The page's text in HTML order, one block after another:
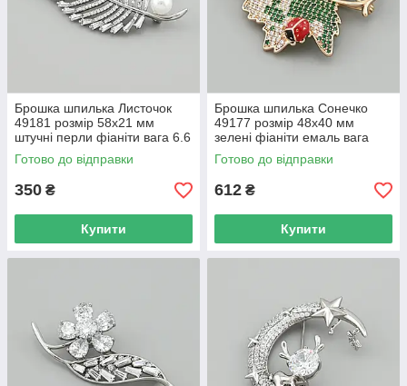
Брошка шпилька Листочок
49181 розмір 58х21 мм
штучні перли фіаніти вага 6.6
г позолота Біле Золото
Готово до відправки
350 ₴
Купити
Брошка шпилька Сонечко
49177 розмір 48х40 мм
зелені фіаніти емаль вага
11.6 г позолота 18К
Готово до відправки
612 ₴
Купити